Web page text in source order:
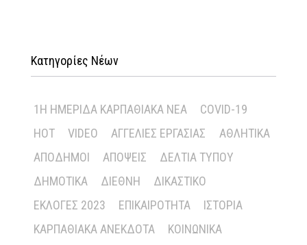
Κατηγορίες Νέων
1Η ΗΜΕΡΊΔΑ ΚΑΡΠΑΘΙΑΚΆ ΝΈΑ
COVID-19
HOT
VIDEO ΑΓΓΕΛΊΕΣ ΕΡΓΑΣΊΑΣ
ΑΘΛΗΤΙΚΆ
ΑΠΌΔΗΜΟΙ
ΑΠΌΨΕΙΣ
ΔΕΛΤΊΑ ΤΎΠΟΥ
ΔΗΜΟΤΙΚΆ
ΔΙΕΘΝΉ
ΔΙΚΑΣΤΙΚΌ
ΕΚΛΟΓΈΣ 2023
ΕΠΙΚΑΙΡΌΤΗΤΑ
ΙΣΤΟΡΊΑ
ΚΑΡΠΑΘΙΑΚΆ ΑΝΈΚΔΟΤΑ
ΚΟΙΝΩΝΙΚΆ